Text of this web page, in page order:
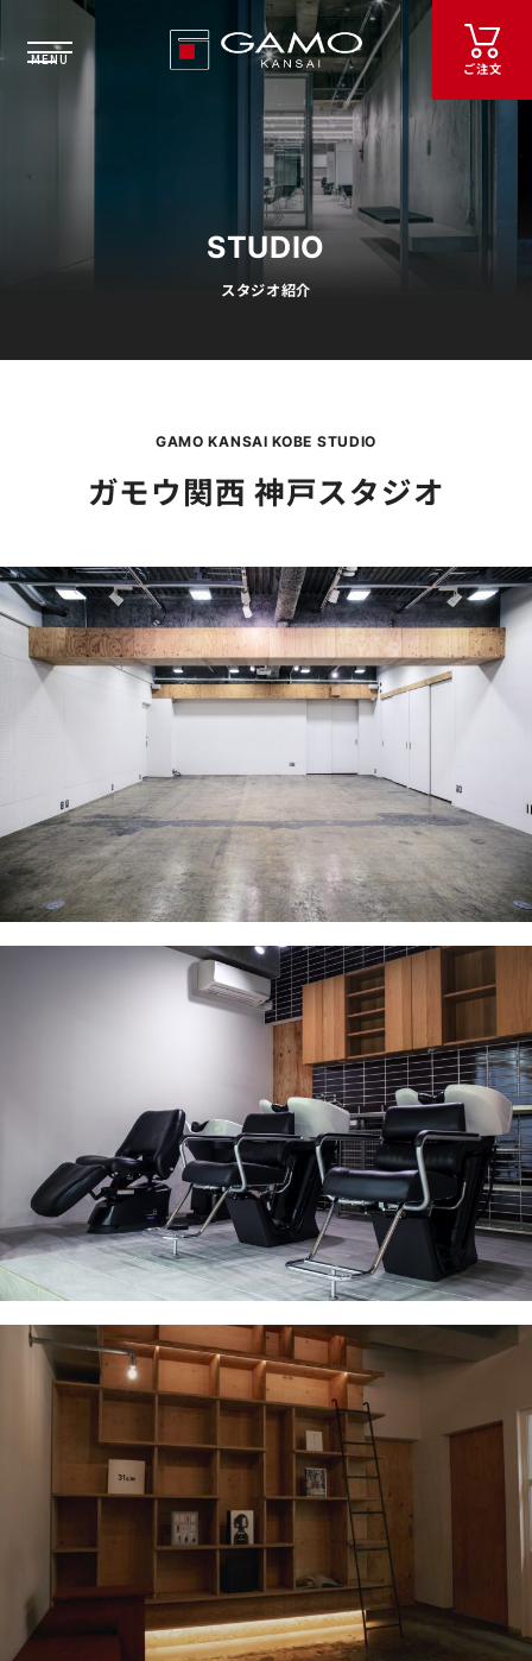
ご注文
STUDIO
スタジオ紹介
GAMO KANSAI KOBE STUDIO
ガモウ関西 神戸スタジオ